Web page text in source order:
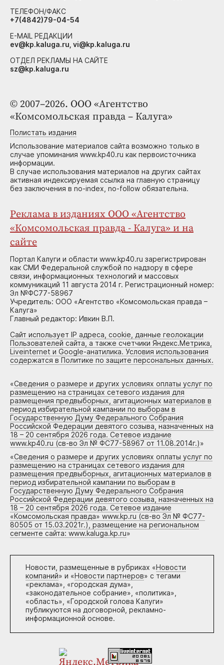
© 2007–2026. ООО «Агентство
«Комсомольская правда – Калуга»
Полистать издания
Использование материалов сайта возможно только в
случае упоминания www.kp40.ru как первоисточника
информации.
В случае использования материалов на других сайтах
активная индексируемая ссылка на главную страницу
без заключения в no-index, no-follow обязательна.
Реклама в изданиях ООО «Агентство
«Комсомольская правда - Калуга» и на
сайте
Портал Калуги и области www.kp40.ru зарегистрирован
как СМИ Федеральной службой по надзору в сфере
связи, информационных технологий и массовых
коммуникаций 11 августа 2014 г. Регистрационный номер:
Эл №ФС77-58967
Учредитель: ООО «Агентство «Комсомольская правда –
Калуга»
Главный редактор: Ивкин В.П.
Сайт использует IP адреса, cookie, данные геолокации
Пользователей сайта, а также счетчики Яндекс.Метрика,
Liveinternet и Google-анатилика. Условия использования
содержатся в Политике по защите персональных данных.
«Сведения о размере и других условиях оплаты услуг по
размещению на страницах сетевого издания для
размещения предвыборных, агитационных материалов в
период избирательной кампании по выборам в
Государственную Думу Федерального Собрания
Российской Федерации девятого созыва, назначенных на
18 – 20 сентября 2026 года. Сетевое издание
www.kp40.ru (св-во Эл № ФС77-58967 от 11.08.2014г.)»
«Сведения о размере и других условиях оплаты услуг по
размещению на страницах сетевого издания для
размещения предвыборных, агитационных материалов в
период избирательной кампании по выборам в
Государственную Думу Федерального Собрания
Российской Федерации девятого созыва, назначенных на
18 – 20 сентября 2026 года. Сетевое издание
«Комсомольская правда» www.kp.ru (св-во Эл № ФС77-
80505 от 15.03.2021г.), размещение на региональном
сегменте сайта: www.kaluga.kp.ru»
Новости, размещенные в рубриках «Новости
компаний» и «Новости партнеров» с тегами
«реклама», «городская дума»,
«законодательное собрание», «политика»,
«область», «Городской голова Калуги»
публикуются на договорной, рекламно-
информационной основе.
ТЕЛЕФОН/ФАКС
+7(4842)79-04-54
E-MAIL РЕДАКЦИИ
ev@kp.kaluga.ru, vi@kp.kaluga.ru
ОТДЕЛ РЕКЛАМЫ НА САЙТЕ
sz@kp.kaluga.ru